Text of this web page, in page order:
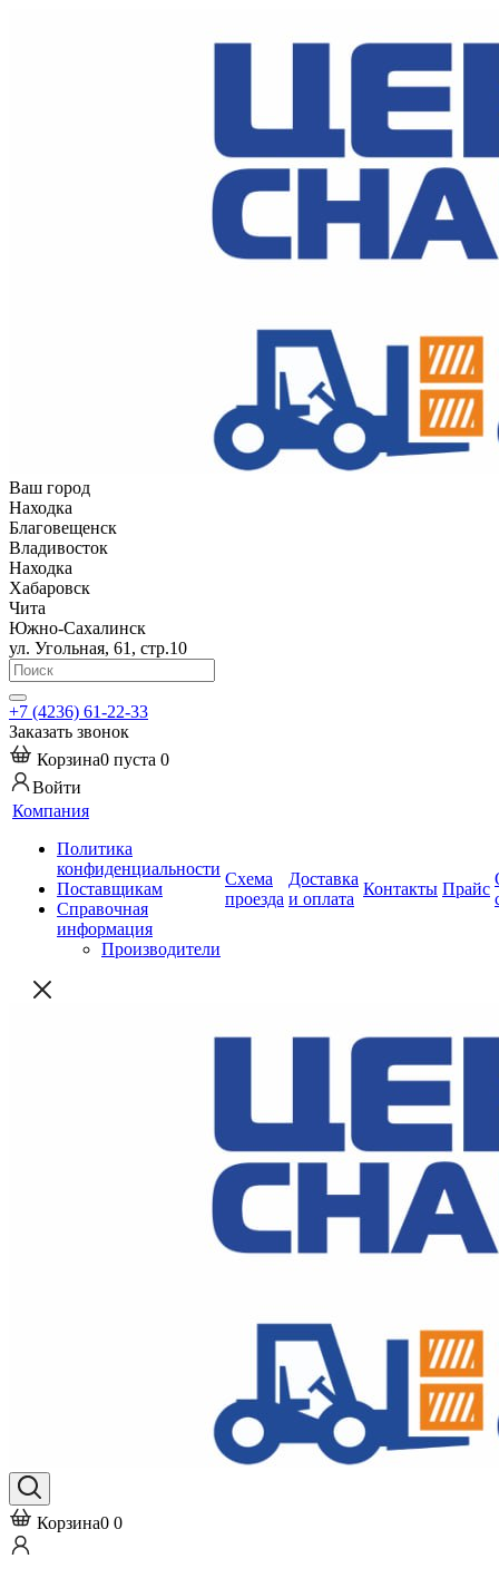
Ваш город
Находка
Благовещенск
Владивосток
Находка
Хабаровск
Чита
Южно-Сахалинск
ул. Угольная, 61, стр.10
+7 (4236) 61-22-33
Заказать звонок
Корзина0 пуста 0
Войти
Компания
Политика
конфиденциальности
Поставщикам
Справочная
информация
Производители
Схема
проезда
Доставка
и оплата
Контакты Прайс
Корзина0 0